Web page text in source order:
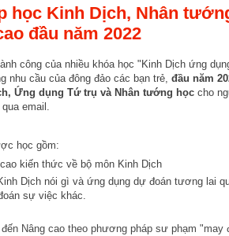
học Kinh Dịch, Nhân
đầu năm 2022
công của nhiều khóa học "Kinh Dịch ứng
nhu cầu của đông đảo các bạn trẻ, đầu năm
Ứng dụng Tứ trụ và Nhân tướng họccho
email.
học gồm:
kiến thức về bộ môn Kinh Dịch
Dịch nói gì và ứng dụng dự đoán tương lai
sự việc khác.
Nâng cao theo phương pháp sư phạm